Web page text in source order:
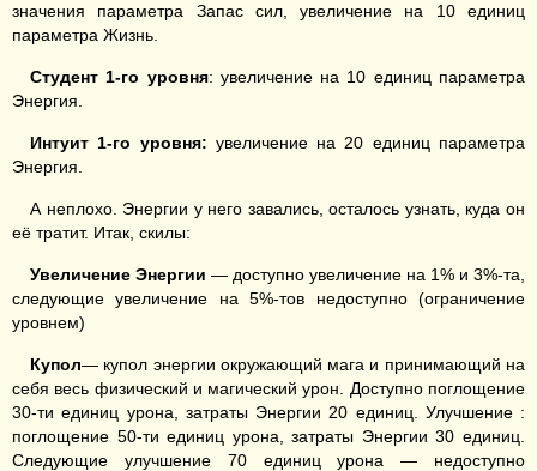
значения параметра Запас сил, увеличение на 10 единиц
параметра Жизнь.
Студент 1-го уровня: увеличение на 10 единиц параметра
Энергия.
Интуит 1-го уровня: увеличение на 20 единиц параметра
Энергия.
А неплохо. Энергии у него завались, осталось узнать, куда он
её тратит. Итак, скилы:
Увеличение Энергии — доступно увеличение на 1% и 3%-та,
следующие увеличение на 5%-тов недоступно (ограничение
уровнем)
Купол— купол энергии окружающий мага и принимающий на
себя весь физический и магический урон. Доступно поглощение
30-ти единиц урона, затраты Энергии 20 единиц. Улучшение :
поглощение 50-ти единиц урона, затраты Энергии 30 единиц.
Следующие улучшение 70 единиц урона — недоступно